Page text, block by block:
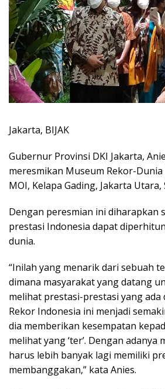
Jakarta, BIJAK
Gubernur Provinsi DKI Jakarta,
meresmikan Museum Rekor-Dunia
MOI, Kelapa Gading, Jakarta Utara,
Dengan peresmian ini diharapkan
prestasi Indonesia dapat
dunia.
“Inilah yang menarik dari sebuah
dimana masyarakat yang datang
melihat prestasi-prestasi yang ada
Rekor Indonesia ini menjadi
dia memberikan kesempatan
melihat yang ‘ter’. Dengan adanya
harus lebih banyak lagi memiliki
membanggakan,” kata Anies.